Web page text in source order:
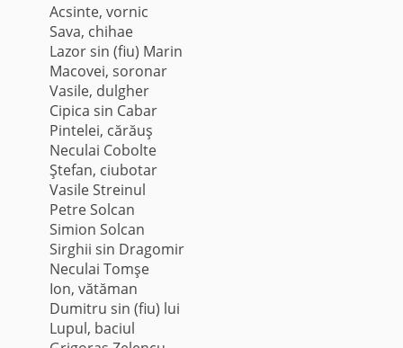
Acsinte, vornic
Sava, chihae
Lazor sin (fiu) Marin
Macovei, soronar
Vasile, dulgher
Cipica sin Cabar
Pintelei, cărăuş
Neculai Cobolte
Ştefan, ciubotar
Vasile Streinul
Petre Solcan
Simion Solcan
Sirghii sin Dragomir
Neculai Tomşe
Ion, vătăman
Dumitru sin (fiu) lui
Lupul, baciul